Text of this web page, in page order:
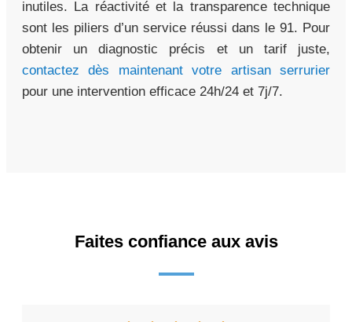
inutiles. La réactivité et la transparence technique
sont les piliers d’un service réussi dans le 91. Pour
obtenir un diagnostic précis et un tarif juste,
contactez dès maintenant votre artisan serrurier
pour une intervention efficace 24h/24 et 7j/7.
Faites confiance aux avis